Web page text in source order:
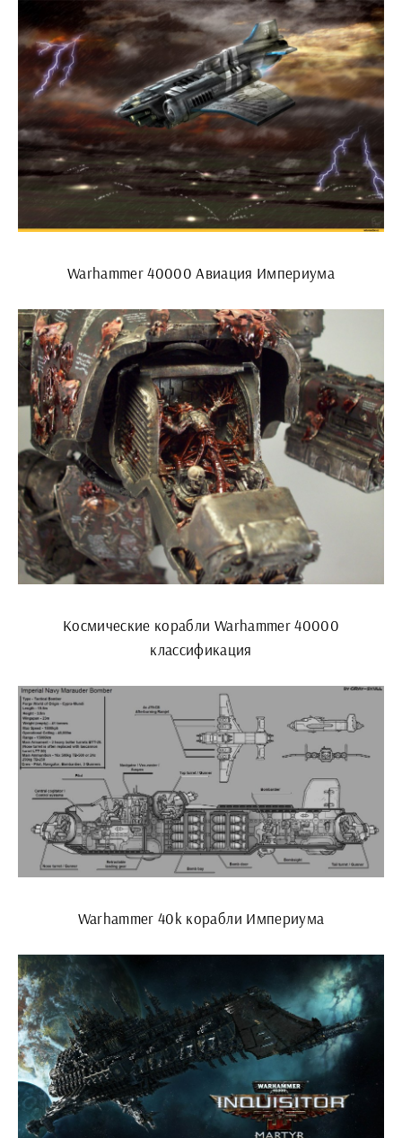
Warhammer 40000 Авиация Империума
Космические корабли Warhammer 40000
классификация
Warhammer 40k корабли Империума